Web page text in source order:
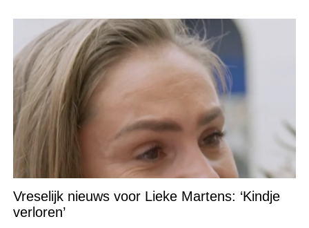
Vreselijk nieuws voor Lieke Martens: ‘Kindje
verloren’